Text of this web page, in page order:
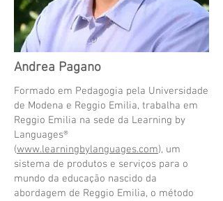
Andrea Pagano
Formado em Pedagogia pela Universidade
de Modena e Reggio Emilia, trabalha em
Reggio Emilia na sede da Learning by
Languages®
(www.learningbylanguages.com), um
sistema de produtos e serviços para o
mundo da educação nascido da
abordagem de Reggio Emilia, o método